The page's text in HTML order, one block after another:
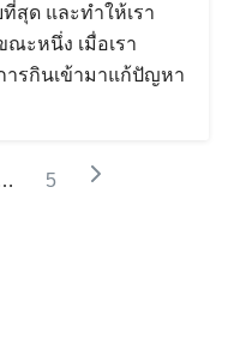
สุด และทำให้เรา
ณะหนึ่ง เมื่อเรา
การกินเข้ามาแก้ปัญหา
5